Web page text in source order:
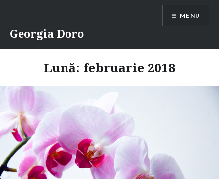
content
Georgia Doro
MENU
Lună: februarie 2018